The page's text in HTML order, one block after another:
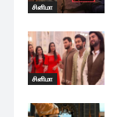
சினிமா
சினிமா